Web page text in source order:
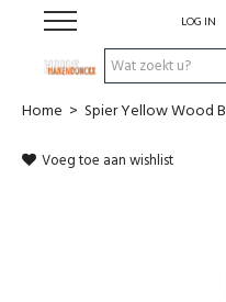
LOG IN
Wijnen
Home > Spier Yellow Wood
Voeg toe aan wishlist